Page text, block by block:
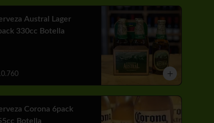
Austral Lager
330cc Botella
Corona 6pack
Botella